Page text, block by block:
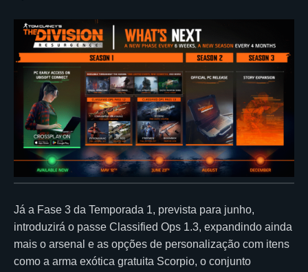
Já a Fase 3 da Temporada 1, prevista para junho,
introduzirá o passe Classified Ops 1.3, expandindo ainda
mais o arsenal e as opções de personalização com itens
como a arma exótica gratuita Scorpio, o conjunto